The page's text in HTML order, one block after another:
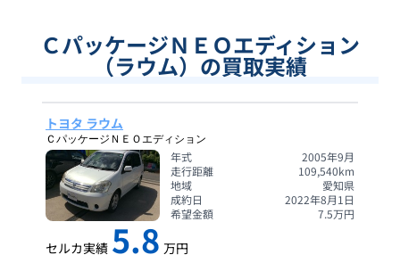
ＣパッケージＮＥＯエディション
（ラウム）の買取実績
トヨタ ラウム
ＣパッケージＮＥＯエディション
年式
2005年9月
走行距離
109,540km
地域
愛知県
成約日
2022年8月1日
希望金額
7.5万円
セルカ実績 5.8 万円